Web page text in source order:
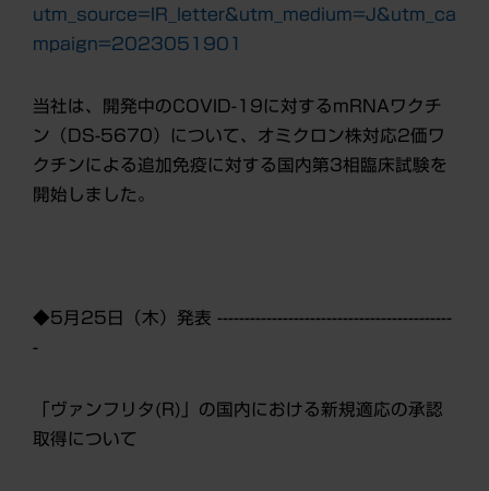
utm_source=IR_letter&utm_medium=J&utm_ca
mpaign=2023051901
当社は、開発中のCOVID-19に対するmRNAワクチ
ン（DS-5670）について、オミクロン株対応2価ワ
クチンによる追加免疫に対する国内第3相臨床試験を
開始しました。
◆5月25日（木）発表 -------------------------------------------
-
「ヴァンフリタ(R)」の国内における新規適応の承認
取得について